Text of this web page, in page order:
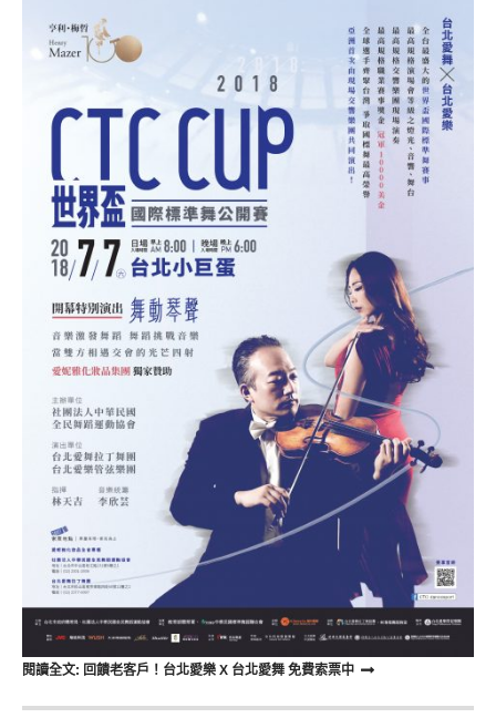
閱讀全文: 回饋老客戶！台北愛樂 X 台北愛舞 免費索票中